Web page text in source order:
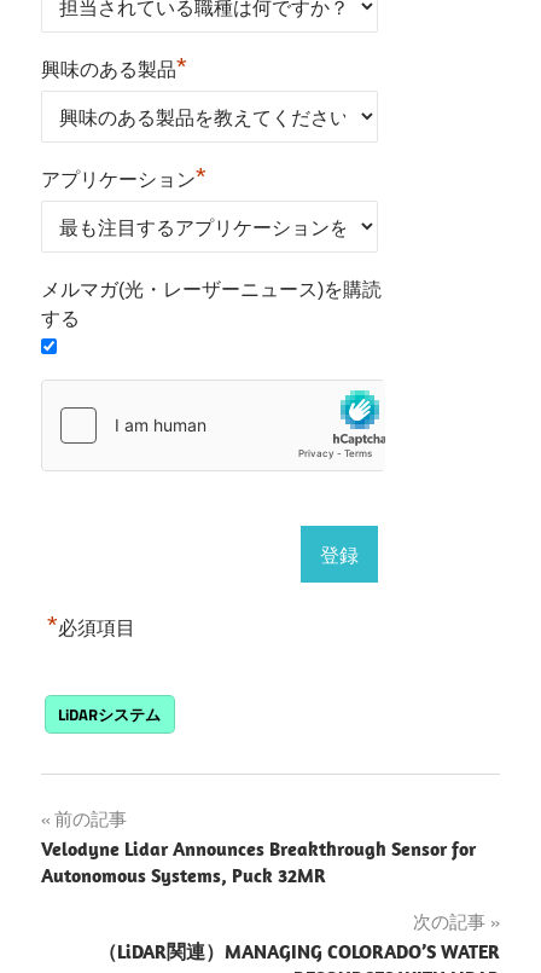
興味のある製品*
アプリケーション*
メルマガ(光・レーザーニュース)を購読
する
*必須項目
LiDARシステム
投
稿
前の記事
Velodyne Lidar Announces Breakthrough Sensor for
Autonomous Systems, Puck 32MR
次の記事
（LiDAR関連）MANAGING COLORADO’S WATER